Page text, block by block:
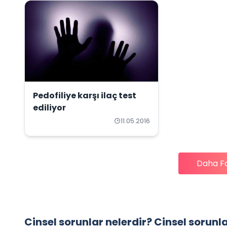
Pedofiliye karşı ilaç test
ediliyor
11.05.2016
Daha
Cinsel sorunlar nelerdir? Cinsel